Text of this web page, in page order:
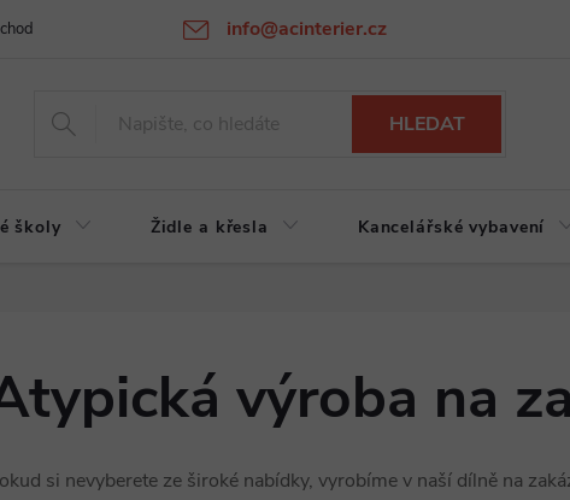
info@acinterier.cz
podmínky Ochrana osobních údajů Atypická výroba na zakázku
HLEDAT
školy Židle a křesla Kancelářské vybavení
výroba na
si nevyberete ze široké nabídky, vyrobíme v naší dílně na